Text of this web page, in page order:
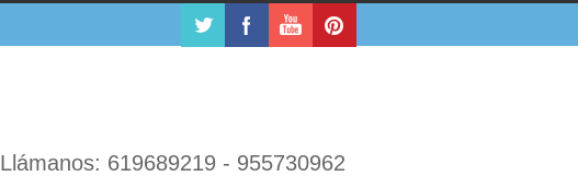
Llámanos: 619689219 - 955730962